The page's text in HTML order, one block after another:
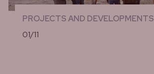
PROJECTS AND DEVELOPMENTS
01/11